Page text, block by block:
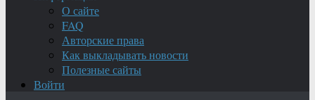
О сайте
FAQ
Авторские права
Как выкладывать новости
Полезные сайты
Войти